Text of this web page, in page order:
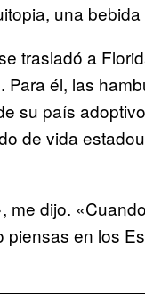
una
trasladó a
él, las
su país
de vida
me dijo.
en los